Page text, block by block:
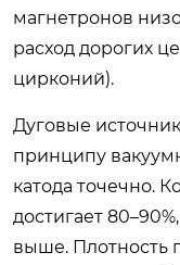
магнетронов
расход дорогих
цирконий).
Дуговые
принципу
катода точечно.
достигает
выше. Плотность